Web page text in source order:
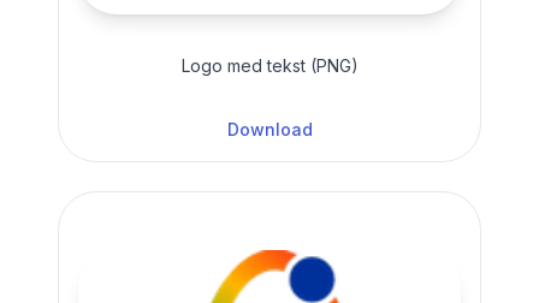
Logo med tekst (PNG)
Download